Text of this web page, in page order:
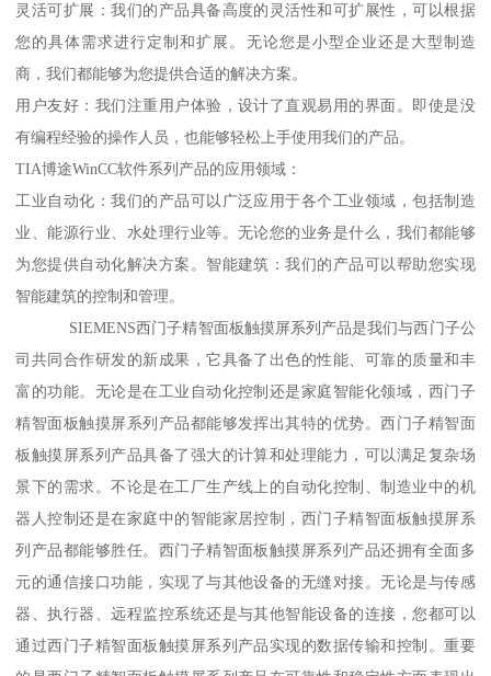
灵活可扩展：我们的产品具备高度的灵活性和可扩展性，可以根据
您的具体需求进行定制和扩展。无论您是小型企业还是大型制造
商，我们都能够为您提供合适的解决方案。
用户友好：我们注重用户体验，设计了直观易用的界面。即使是没
有编程经验的操作人员，也能够轻松上手使用我们的产品。
TIA博途WinCC软件系列产品的应用领域：
工业自动化：我们的产品可以广泛应用于各个工业领域，包括制造
业、能源行业、水处理行业等。无论您的业务是什么，我们都能够
为您提供自动化解决方案。智能建筑：我们的产品可以帮助您实现
智能建筑的控制和管理。
SIEMENS西门子精智面板触摸屏系列产品是我们与西门子公
司共同合作研发的新成果，它具备了出色的性能、可靠的质量和丰
富的功能。无论是在工业自动化控制还是家庭智能化领域，西门子
精智面板触摸屏系列产品都能够发挥出其特的优势。西门子精智面
板触摸屏系列产品具备了强大的计算和处理能力，可以满足复杂场
景下的需求。不论是在工厂生产线上的自动化控制、制造业中的机
器人控制还是在家庭中的智能家居控制，西门子精智面板触摸屏系
列产品都能够胜任。西门子精智面板触摸屏系列产品还拥有全面多
元的通信接口功能，实现了与其他设备的无缝对接。无论是与传感
器、执行器、远程监控系统还是与其他智能设备的连接，您都可以
通过西门子精智面板触摸屏系列产品实现的数据传输和控制。重要